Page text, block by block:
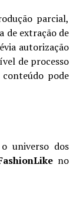
parcial,
de extração de
autorização
de processo
pode
universo dos
no